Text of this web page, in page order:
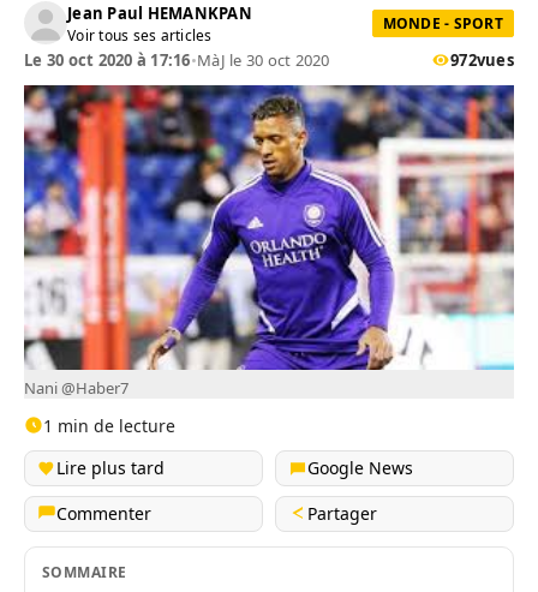
Jean Paul HEMANKPAN
Voir tous ses articles
MONDE - SPORT
Le 30 oct 2020 à 17:16•MàJ le 30 oct 2020 972vues
Nani @Haber7
1 min de lecture
Lire plus tard
Google News
Commenter
Partager
SOMMAIRE